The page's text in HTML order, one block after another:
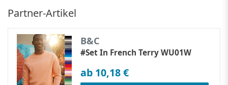
Partner-Artikel
B&C
#Set In French Terry WU01W
ab 10,18 €